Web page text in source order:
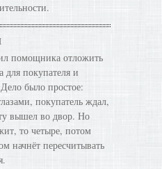
помощника отложить
для покупателя и
Дело было простое:
покупатель ждал,
вышел во двор. Но
то четыре, потом
начнёт пересчитывать